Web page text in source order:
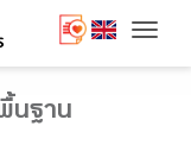
นฐาน